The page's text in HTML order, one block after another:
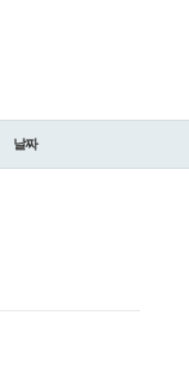
날짜